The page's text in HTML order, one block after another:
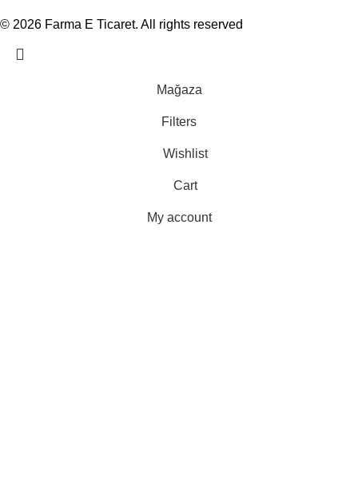
© 2026 Farma E Ticaret. All rights reserved
Mağaza
Filters
Wishlist
Cart
My account